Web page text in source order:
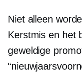
Niet alleen
Kerstmis en het
geweldige